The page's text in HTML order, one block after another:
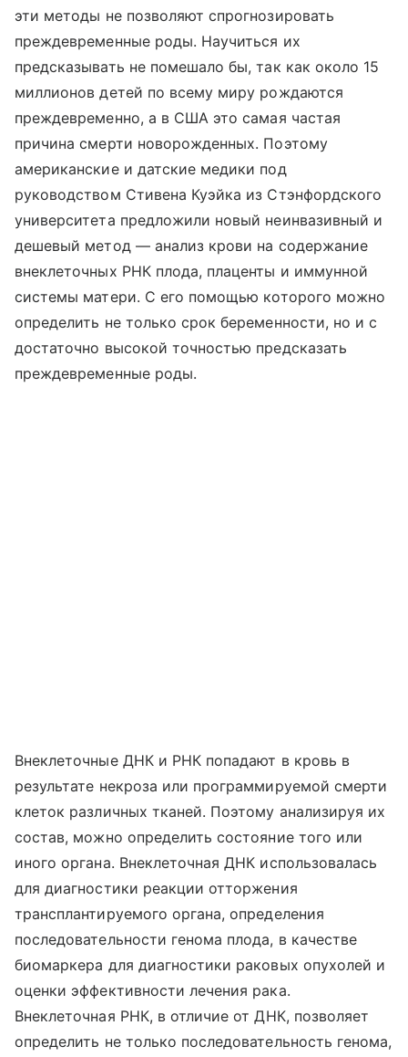
эти методы не позволяют спрогнозировать
преждевременные роды. Научиться их
предсказывать не помешало бы, так как около 15
миллионов детей по всему миру рождаются
преждевременно, а в США это самая частая
причина смерти новорожденных. Поэтому
американские и датские медики под
руководством Стивена Куэйка из Стэнфордского
университета предложили новый неинвазивный и
дешевый метод — анализ крови на содержание
внеклеточных РНК плода, плаценты и иммунной
системы матери. С его помощью которого можно
определить не только срок беременности, но и с
достаточно высокой точностью предсказать
преждевременные роды.
Внеклеточные ДНК и РНК попадают в кровь в
результате некроза или программируемой смерти
клеток различных тканей. Поэтому анализируя их
состав, можно определить состояние того или
иного органа. Внеклеточная ДНК использовалась
для диагностики реакции отторжения
трансплантируемого органа, определения
последовательности генома плода, в качестве
биомаркера для диагностики раковых опухолей и
оценки эффективности лечения рака.
Внеклеточная РНК, в отличие от ДНК, позволяет
определить не только последовательность генома,